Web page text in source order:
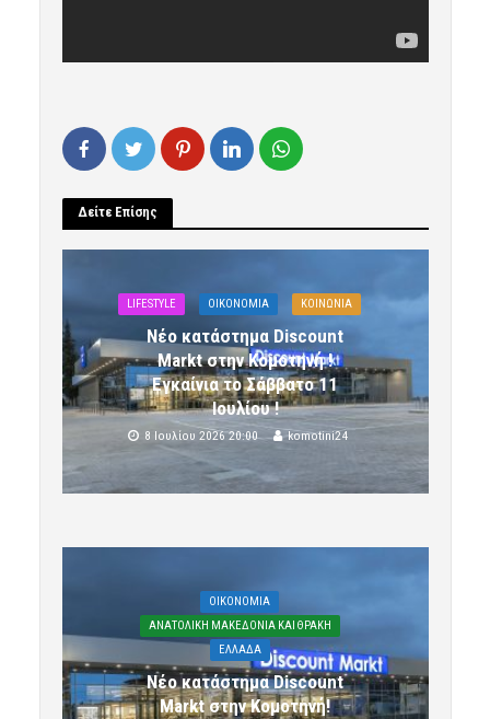
Δείτε Επίσης
LIFESTYLE OIKONOMIA ΚΟΙΝΩΝΙΑ
Νέο κατάστημα Discount
Markt στην Κομοτηνή !
Εγκαίνια το Σάββατο 11
Ιουλίου !
8 Ιουλίου 2026 20:00 komotini24
OIKONOMIA
ΑΝΑΤΟΛΙΚΗ ΜΑΚΕΔΟΝΙΑ ΚΑΙ ΘΡΑΚΗ
ΕΛΛΑΔΑ
Νέο κατάστημα Discount
Markt στην Κομοτηνή!